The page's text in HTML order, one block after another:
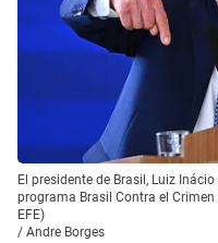
El presidente de Brasil, Luiz
programa Brasil Contra el
EFE)
/ Andre Borges